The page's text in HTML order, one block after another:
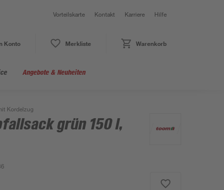
Vorteilskarte Kontakt Karriere Hilfe
Konto Merkliste Warenkorb
Angebote & Neuheiten
Kordelzug
grün 150 l,